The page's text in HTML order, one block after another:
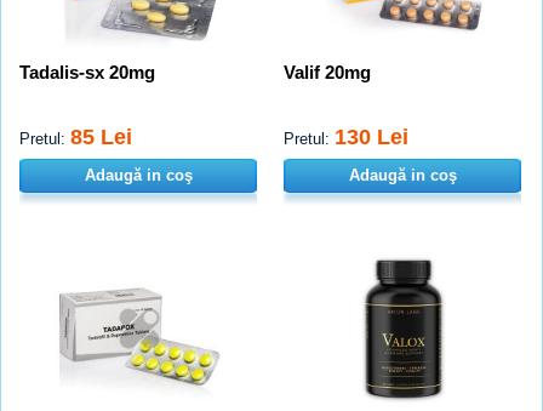
Tadalis-sx 20mg
Pretul: 85 Lei
Adaugă in coş
Valif 20mg
Pretul: 130 Lei
Adaugă in coş